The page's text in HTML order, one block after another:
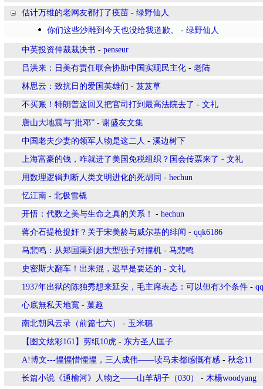
估计万维的老网友都打了疫苗 - 绿野仙人
你们这些沙雕到今天也没给我道歉。
- 绿野仙人
中英投资仲裁裁决书 - penseur
吕洪来：日美有责任联合协助中国实现民主化 - 老陆
林思云：致抗日的爱国英雄们 - 芨芨草
不买账！特朗普这回又把官司打到最高法院去了 - 文礼
唐山大地震与“批邓” - 谢盛友文集
中国老夫少妻的领军人物是这二人 - 溪边树下
上海富豪的钱，咋就进了美国免税组织？国会传票来了 - 文礼
用数理逻辑判断人类文明进化的死胡同 - hechun
忆江南 - 北极雪橇
开悟：代数之美与生命之真的关系！ - hechun
蒋介石提枪捉奸？关于宋美龄与威尔基的绯闻 - qqk6186
马悲鸣：从郑国渠到超大型强子对撞机 - 马悲鸣
史密斯大翻车！出来混，迟早是要还的 - 文礼
1937年出狱的陈独秀想来延安，毛主席表态：可以但有3个条件 -
心底無私天地寬 - 菓趣
南北朝风云录（前篇七六） - 玉米穗
【图文炫彩161】剪纸10虎 - 东方圣人匡子
A!博文---惺惺惜惺惺，三人成伟——读马未都感慨有感 - 秋念11
长篇小说《通榆河》人物之——山羊胡子（030） - 木楊woodyang